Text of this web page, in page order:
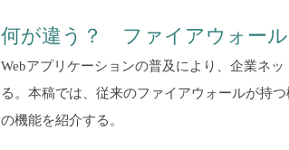
何が違う？ ファイアウォー
Webアプリケーションの普及により、企業ネ
る。本稿では、従来のファイアウォールが持
の機能を紹介する。